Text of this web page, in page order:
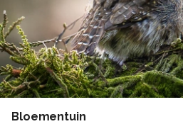
Bloementuin